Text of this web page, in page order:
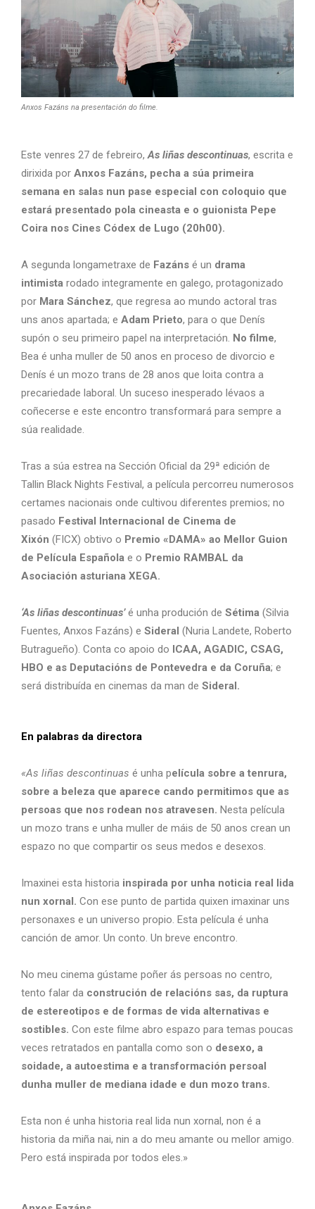
Anxos Fazáns na presentación do filme.
Este venres 27 de febreiro,As liñas descontinuas, escrita e
dirixida por Anxos Fazáns, pecha a súa primeira
semana en salas nun pase especial con coloquio que
estará presentado pola cineasta e o guionista Pepe
Coira nos Cines Códex de Lugo (20h00).
A segunda longametraxe de Fazáns é un drama
intimista rodado integramente en galego, protagonizado
por Mara Sánchez, que regresa ao mundo actoral tras
uns anos apartada; e Adam Prieto, para o que Denís
supón o seu primeiro papel na interpretación. No filme,
Bea é unha muller de 50 anos en proceso de divorcio e
Denís é un mozo trans de 28 anos que loita contra a
precariedade laboral. Un suceso inesperado lévaos a
coñecerse e este encontro transformará para sempre a
súa realidade.
Tras a súa estrea na Sección Oficial da 29ª edición de
Tallin Black Nights Festival, a película percorreu numerosos
certames nacionais onde cultivou diferentes premios; no
pasado Festival Internacional de Cinema de
Xixón (FICX) obtivo o Premio «DAMA» ao Mellor Guion
de Película Española e o Premio RAMBAL da
Asociación asturiana XEGA.
‘As liñas descontinuas’ é unha produción de Sétima (Silvia
Fuentes, Anxos Fazáns) e Sideral (Nuria Landete, Roberto
Butragueño). Conta co apoio do ICAA, AGADIC, CSAG,
HBO e as Deputacións de Pontevedra e da Coruña; e
será distribuída en cinemas da man de Sideral.
En palabras da directora
«As liñas descontinuas é unha película sobre a tenrura,
sobre a beleza que aparece cando permitimos que as
persoas que nos rodean nos atravesen. Nesta película
un mozo trans e unha muller de máis de 50 anos crean un
espazo no que compartir os seus medos e desexos.
Imaxinei esta historia inspirada por unha noticia real lida
nun xornal. Con ese punto de partida quixen imaxinar uns
personaxes e un universo propio. Esta película é unha
canción de amor. Un conto. Un breve encontro.
No meu cinema gústame poñer ás persoas no centro,
tento falar da construción de relacións sas, da ruptura
de estereotipos e de formas de vida alternativas e
sostibles. Con este filme abro espazo para temas poucas
veces retratados en pantalla como son o desexo, a
soidade, a autoestima e a transformación persoal
dunha muller de mediana idade e dun mozo trans.
Esta non é unha historia real lida nun xornal, non é a
historia da miña nai, nin a do meu amante ou mellor amigo.
Pero está inspirada por todos eles.»